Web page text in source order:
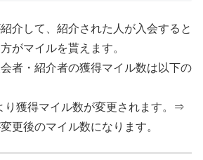
介して、紹介された人が入会すると
がマイルを貰えます。
者・紹介者の獲得マイル数は以下の
り獲得マイル数が変更されます。⇒
更後のマイル数になります。